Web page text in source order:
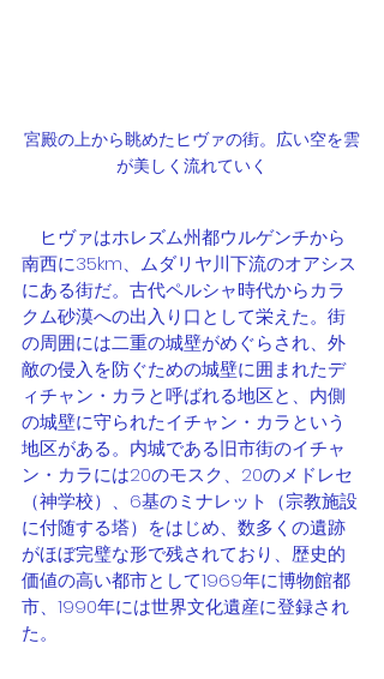
宮殿の上から眺めたヒヴァの街。広い空を雲
が美しく流れていく
ヒヴァはホレズム州都ウルゲンチから
南西に35km、ムダリヤ川下流のオアシス
にある街だ。古代ペルシャ時代からカラ
クム砂漠への出入り口として栄えた。街
の周囲には二重の城壁がめぐらされ、外
敵の侵入を防ぐための城壁に囲まれたデ
ィチャン・カラと呼ばれる地区と、内側
の城壁に守られたイチャン・カラという
地区がある。内城である旧市街のイチャ
ン・カラには20のモスク、20のメドレセ
（神学校）、6基のミナレット（宗教施設
に付随する塔）をはじめ、数多くの遺跡
がほぼ完璧な形で残されており、歴史的
価値の高い都市として1969年に博物館都
市、1990年には世界文化遺産に登録され
た。